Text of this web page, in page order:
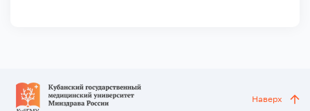
Наверх